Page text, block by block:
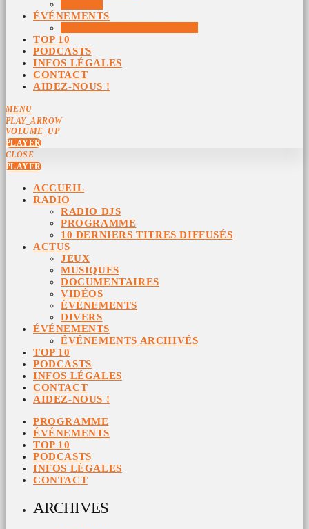
ÉVÉNEMENTS
TOP 10
PODCASTS
INFOS LÉGALES
CONTACT
AIDEZ-NOUS !
MENU
PLAY_ARROW
VOLUME_UP
PLAYER
CLOSE
PLAYER
ACCUEIL
RADIO
RADIO DJS
PROGRAMME
10 DERNIERS TITRES DIFFUSÉS
ACTUS
JEUX
MUSIQUES
DOCUMENTAIRES
VIDÉOS
ÉVÉNEMENTS
DIVERS
ÉVÉNEMENTS
ÉVÉNEMENTS ARCHIVÉS
TOP 10
PODCASTS
INFOS LÉGALES
CONTACT
AIDEZ-NOUS !
PROGRAMME
ÉVÉNEMENTS
TOP 10
PODCASTS
INFOS LÉGALES
CONTACT
ARCHIVES